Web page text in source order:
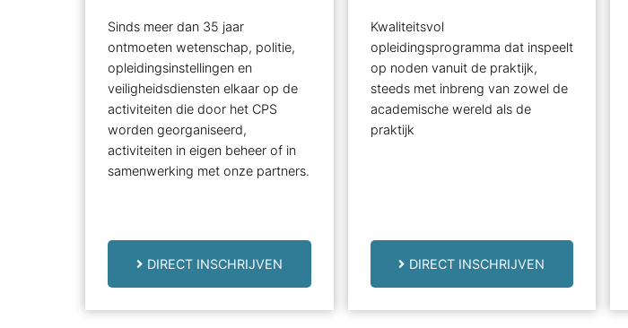
Sinds meer dan 35 jaar
ontmoeten wetenschap, politie,
opleidingsinstellingen en
veiligheidsdiensten elkaar op de
activiteiten die door het CPS
worden georganiseerd,
activiteiten in eigen beheer of in
samenwerking met onze partners.
DIRECT INSCHRIJVEN
Kwaliteitsvol
opleidingsprogramma dat inspeelt
op noden vanuit de praktijk,
steeds met inbreng van zowel de
academische wereld als de
praktijk
DIRECT INSCHRIJVEN